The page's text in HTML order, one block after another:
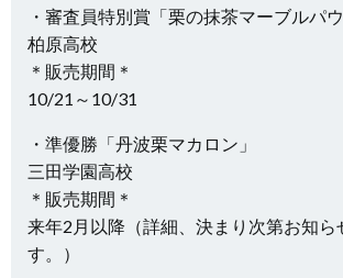
・審査員特別賞「栗の抹茶マーブルパ
柏原高校
＊販売期間＊
10/21～10/31
・準優勝「丹波栗マカロン」
三田学園高校
＊販売期間＊
来年2月以降（詳細、決まり次第お知ら
す。）